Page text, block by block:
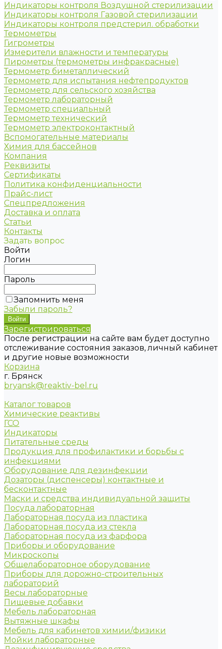
Индикаторы контроля Воздушной стерилизации
Индикаторы контроля Газовой стерилизации
Индикаторы контроля предстерил. обработки
Термометры
Гигрометры
Измерители влажности и температуры
Пирометры (термометры инфракрасные)
Термометр биметаллический
Термометр для испытания нефтепродуктов
Термометр для сельского хозяйства
Термометр лабораторный
Термометр специальный
Термометр технический
Термометр электроконтактный
Вспомогательные материалы
Химия для бассейнов
Компания
Реквизиты
Сертификаты
Политика конфиденциальности
Прайс-лист
Спецпредложения
Доставка и оплата
Статьи
Контакты
Задать вопрос
Войти
Логин
Пароль
Запомнить меня
Забыли пароль?
Зарегистрироваться
После регистрации на сайте вам будет доступно
отслеживание состояния заказов, личный кабинет
и другие новые возможности
Корзина
г. Брянск
bryansk@reaktiv-bel.ru
Каталог товаров
Химические реактивы
ГСО
Индикаторы
Питательные среды
Продукция для профилактики и борьбы с
инфекциями
Оборудование для дезинфекции
Дозаторы (диспенсеры) контактные и
бесконтактные
Маски и средства индивидуальной защиты
Посуда лабораторная
Лабораторная посуда из пластика
Лабораторная посуда из стекла
Лабораторная посуда из фарфора
Приборы и оборудование
Микроскопы
Общелабораторное оборудование
Приборы для дорожно-строительных
лабораторий
Весы лабораторные
Пищевые добавки
Мебель лабораторная
Вытяжные шкафы
Мебель для кабинетов химии/физики
Мойки лабораторные